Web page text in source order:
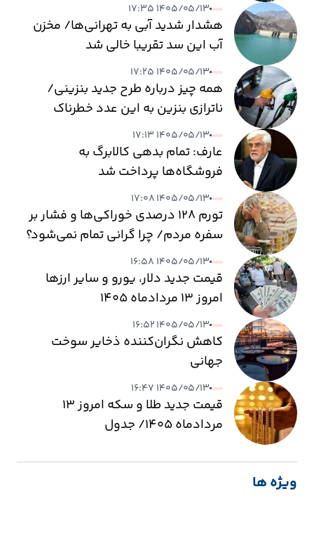
۱۴۰۵/۰۵/۱۳ ۱۷:۳۵
هشدار شدید آبی به تهرانی‌ها/ مخزن
آب این سد تقریبا خالی شد
۱۴۰۵/۰۵/۱۳ ۱۷:۲۵
همه چیز درباره طرح جدید بنزینی/
ناترازی بنزین به این عدد خطرناک
می‌رسد
۱۴۰۵/۰۵/۱۳ ۱۷:۱۳
عارف: تمام بدهی کالابرگ به
فروشگاه‌ها پرداخت شد
۱۴۰۵/۰۵/۱۳ ۱۷:۰۸
تورم ۱۲۸ درصدی خوراکی‌ها و فشار بر
سفره مردم/ چرا گرانی تمام نمی‌شود؟
۱۴۰۵/۰۵/۱۳ ۱۶:۵۸
قیمت جدید دلار، یورو و سایر ارزها
امروز ۱۳ مردادماه ۱۴۰۵
۱۴۰۵/۰۵/۱۳ ۱۶:۵۲
کاهش نگران‌کننده ذخایر سوخت
جهانی
۱۴۰۵/۰۵/۱۳ ۱۶:۴۷
قیمت جدید طلا و سکه امروز ۱۳
مردادماه ۱۴۰۵/ جدول
ویژه ها